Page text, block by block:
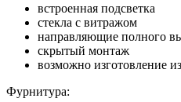
встроенная подсветка
стекла с витражом
направляющие полного
скрытый монтаж
возможно изготовление
Фурнитура: